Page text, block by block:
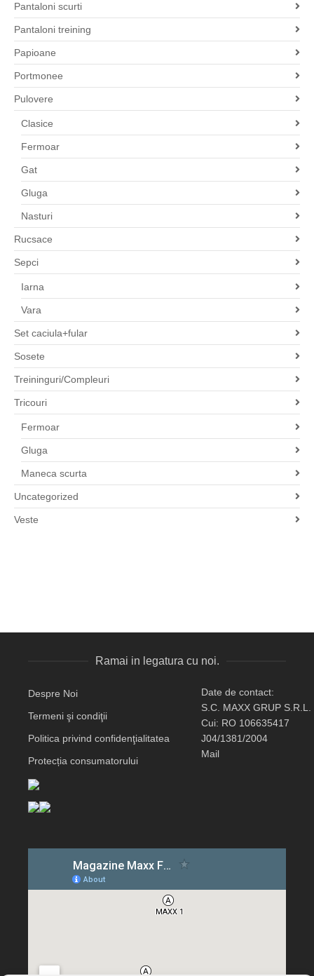
Pantaloni scurti
Pantaloni treining
Papioane
Portmonee
Pulovere
Clasice
Fermoar
Gat
Gluga
Nasturi
Rucsace
Sepci
Iarna
Vara
Set caciula+fular
Sosete
Treininguri/Compleuri
Tricouri
Fermoar
Gluga
Maneca scurta
Uncategorized
Veste
Ramai in legatura cu noi.
Despre Noi
Termeni şi condiţii
Politica privind confidenţialitatea
Protecția consumatorului
Date de contact:
S.C. MAXX GRUP S.R.L.
Cui: RO 106635417
J04/1381/2004
Mail